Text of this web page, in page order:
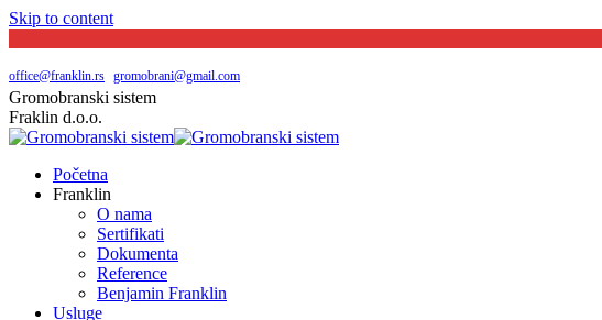
Skip to content
office@franklin.rs gromobrani@gmail.com
Gromobranski sistem
Fraklin d.o.o.
Početna
Franklin
O nama
Sertifikati
Dokumenta
Reference
Benjamin Franklin
Usluge